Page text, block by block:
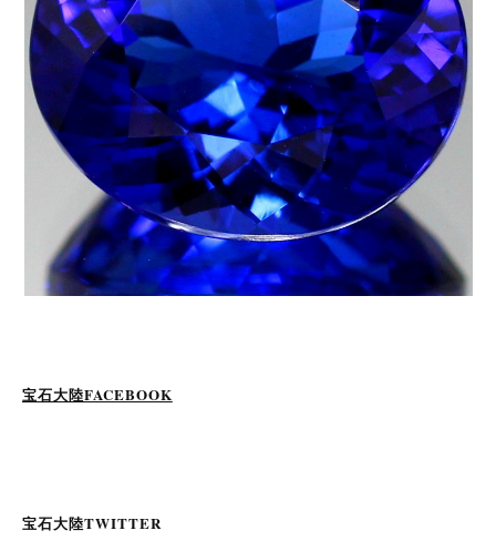
宝石大陸FACEBOOK
宝石大陸TWITTER